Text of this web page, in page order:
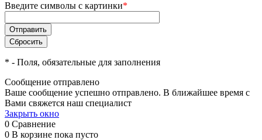
Введите символы с картинки*
* - Поля, обязательные для заполнения
Сообщение отправлено
Ваше сообщение успешно отправлено. В ближайшее время с
Вами свяжется наш специалист
Закрыть окно
0 Сравнение
0 В корзине пока пусто